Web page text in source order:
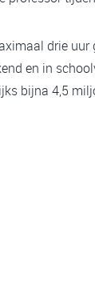
drie
en in
bijna 4,5